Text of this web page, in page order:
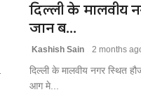
दिल्ली के मालवीय
जान ब...
Kashish Sain 2 months
दिल्ली के मालवीय नगर स्थित
आग मे...